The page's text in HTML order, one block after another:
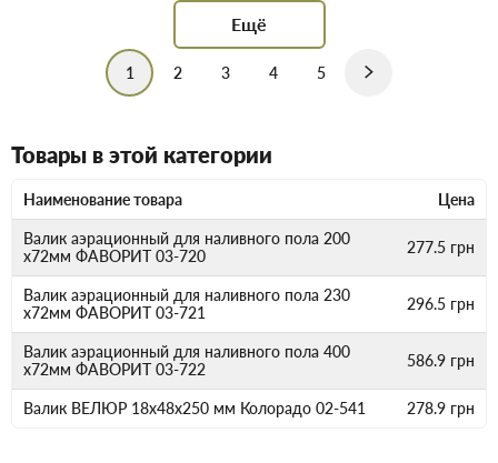
Ещё
1 2 3 4 5
Товары в этой категории
Наименование товара Цена
Валик аэрационный для наливного пола 200
х72мм ФАВОРИТ 03-720
277.5 грн
Валик аэрационный для наливного пола 230
х72мм ФАВОРИТ 03-721
296.5 грн
Валик аэрационный для наливного пола 400
х72мм ФАВОРИТ 03-722
586.9 грн
Валик ВЕЛЮР 18х48х250 мм Колорадо 02-541 278.9 грн